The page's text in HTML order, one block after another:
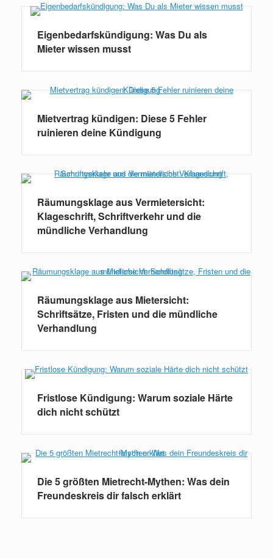
Eigenbedarfskündigung: Was Du als
Mieter wissen musst
Mietvertrag kündigen: Diese 5 Fehler
ruinieren deine Kündigung
Räumungsklage aus Vermietersicht:
Klageschrift, Schriftverkehr und die
mündliche Verhandlung
Räumungsklage aus Mietersicht:
Schriftsätze, Fristen und die mündliche
Verhandlung
Fristlose Kündigung: Warum soziale Härte
dich nicht schützt
Die 5 größten Mietrecht-Mythen: Was dein
Freundeskreis dir falsch erklärt